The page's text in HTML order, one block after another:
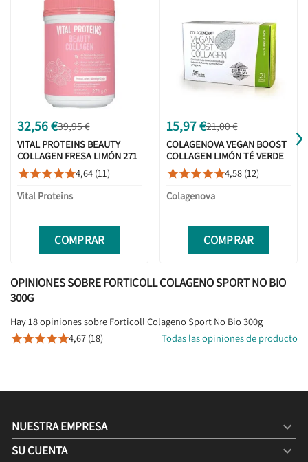
32,56 €39,95 €
VITAL PROTEINS BEAUTY
COLLAGEN FRESA LIMÓN 271
G
4,64 (11)
Vital Proteins
COMPRAR
15,97 €21,00 €
COLAGENOVA VEGAN BOOST
COLLAGEN LIMÓN TÉ VERDE
21 SOBRES
4,58 (12)
Colagenova
COMPRAR
›
OPINIONES SOBRE FORTICOLL COLAGENO SPORT NO BIO
300G
Hay 18 opiniones sobre Forticoll Colageno Sport No Bio 300g
4,67 (18) Todas las opiniones de producto
NUESTRA EMPRESA 
SU CUENTA 